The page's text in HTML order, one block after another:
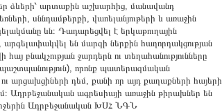
ձևերի՝ արտաքին աշխարհից, մանավանդ
սննդամթերքի, վառելանյութերի և առաջին
ևն։ Դադարեցվել է երկաթուղային
են մարզի ներքին հաղորդակցության
բնակչության ջարդերն ու տեղահանությունները
որոնք պատերազմական
ու արցախցիների դեմ, քանի որ այդ քաղաքների հայերի
Ադրբեջանական ագրեսիայի առաջին թիրախներ են
Ադրբեջանական ԽՍՀ ՆԳՆ